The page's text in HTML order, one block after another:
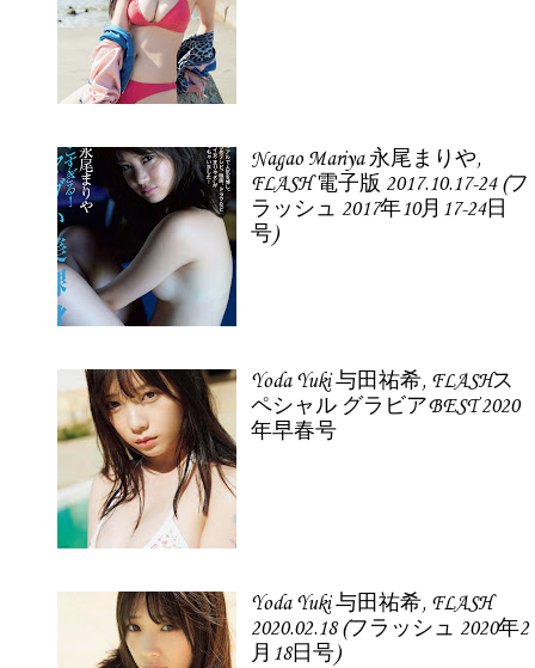
Nagao Mariya 永尾まりや,
FLASH 電子版 2017.10.17-24 (フ
ラッシュ 2017年10月17-24日
号)
Yoda Yuki 与田祐希, FLASHス
ペシャル グラビアBEST 2020
年早春号
Yoda Yuki 与田祐希, FLASH
2020.02.18 (フラッシュ 2020年2
月18日号)